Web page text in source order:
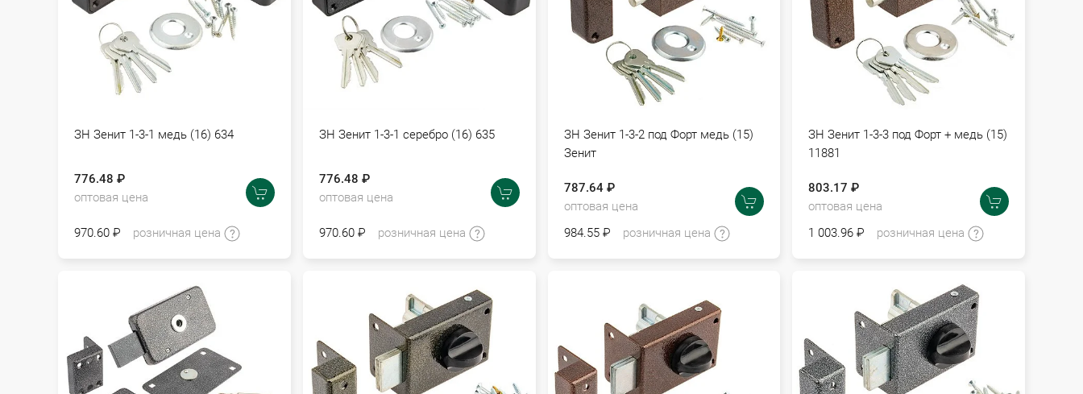
ЗН Зенит 1-3-1 медь (16) 634
776.48 ₽
оптовая цена
970.60 ₽ розничная цена
ЗН Зенит 1-3-1 серебро (16) 635
776.48 ₽
оптовая цена
970.60 ₽ розничная цена
ЗН Зенит 1-3-2 под Форт медь (15)
Зенит
787.64 ₽
оптовая цена
984.55 ₽
розничная цена
ЗН Зенит 1-3-3 под Форт + медь (15)
11881
803.17 ₽
оптовая цена
1 003.96 ₽
розничная цена